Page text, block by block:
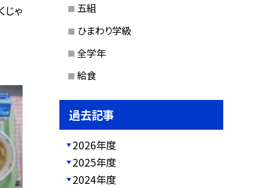
じゃ
五組
ひまわり学級
全学年
給食
過去記事
2026年度
2025年度
2024年度